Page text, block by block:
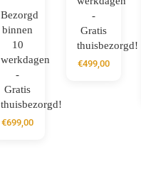
Bezorgd
binnen
10
werkdagen
-
Gratis
thuisbezorgd!
€699,00
-
Gratis
thuisbezorgd!
€499,00